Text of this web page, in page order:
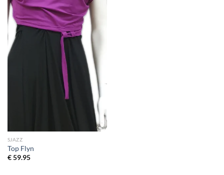
SJAZZ
Top Flyn
€59.95